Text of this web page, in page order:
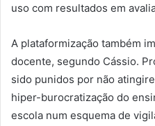
uso com resultados em
A plataformização também
docente, segundo Cássio.
sido punidos por não
hiper-burocratização do
escola num esquema de